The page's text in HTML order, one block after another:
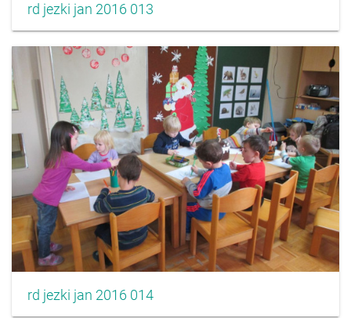
rd jezki jan 2016 013
rd jezki jan 2016 014